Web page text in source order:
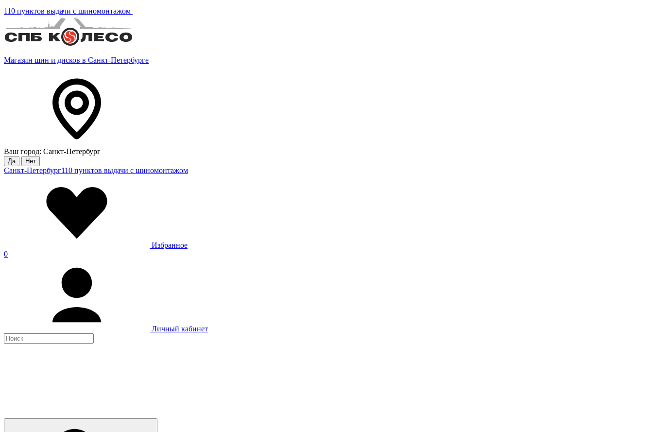
110 пунктов выдачи с шиномонтажом
Магазин шин и дисков в Санкт-Петербурге
Ваш город: Санкт-Петербург
Да Нет
Санкт-Петербург110 пунктов выдачи с шиномонтажом
Избранное
0
Личный кабинет